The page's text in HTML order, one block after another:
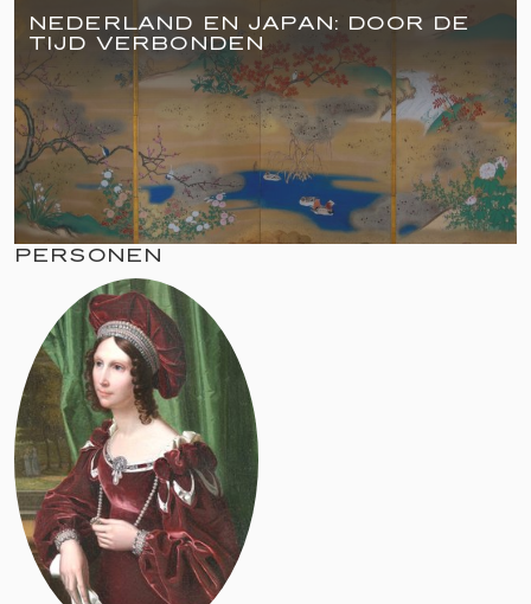
NEDERLAND EN JAPAN: DOOR DE
TIJD VERBONDEN
PERSONEN